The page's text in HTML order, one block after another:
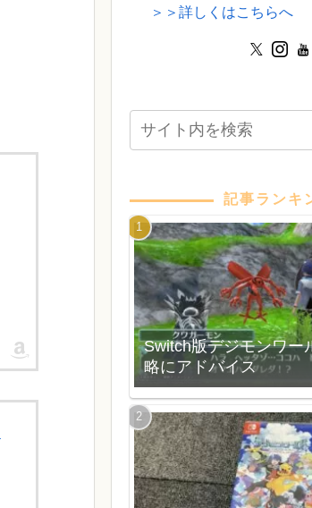
＞＞詳しくはこちらへ
記事ランキ
Switch版デジモンワー
略にアドバイス